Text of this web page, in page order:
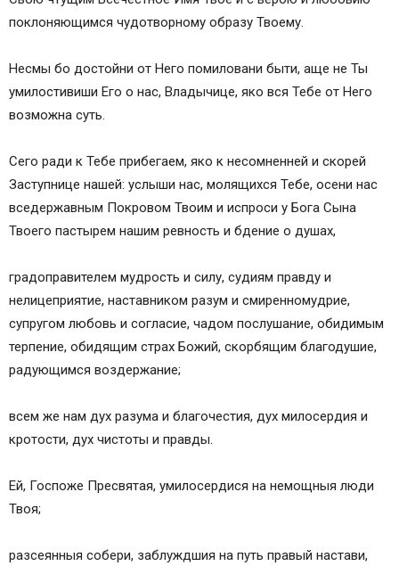
поклоняющимся чудотворному образу Твоему.
Несмы бо достойни от Него помиловани быти, аще не Ты
умилостивиши Его о нас, Владычице, яко вся Тебе от Него
возможна суть.
Сего ради к Тебе прибегаем, яко к несомненней и скорей
Заступнице нашей: услыши нас, молящихся Тебе, осени нас
вседержавным Покровом Твоим и испроси у Бога Сына
Твоего пастырем нашим ревность и бдение о душах,
градоправителем мудрость и силу, судиям правду и
нелицеприятие, наставником разум и смиренномудрие,
супругом любовь и согласие, чадом послушание, обидимым
терпение, обидящим страх Божий, скорбящим благодушие,
радующимся воздержание;
всем же нам дух разума и благочестия, дух милосердия и
кротости, дух чистоты и правды.
Ей, Госпоже Пресвятая, умилосердися на немощныя люди
Твоя;
разсеянныя собери, заблуждшия на путь правый настави,